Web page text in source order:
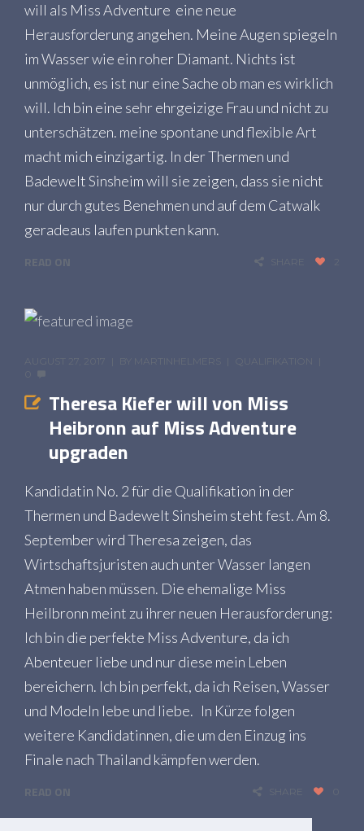
will als Miss Adventure eine neue
Herausforderung angehen. Meine Augen spiegeln
im Wasser wie ein roher Diamant. Nichts ist
unmöglich, es ist nur eine Sache ob man es wirklich
will. Ich bin eine sehr ehrgeizige Frau und nicht zu
unterschätzen. meine spontane und flexible Art
macht mich einzigartig. In der Thermen und
Badewelt Sinsheim will sie zeigen, dass sie nicht
nur durch gutes Benehmen und auf dem Catwalk
geradeaus laufen punkten kann.
READ ON SHARE 2
AUGUST 27, 2017 BY MARTINHELMERS
QUALIFIKATION
Theresa Kiefer will von Miss
Heibronn auf Miss Adventure
upgraden
Kandidatin No. 2 für die Qualifikation in der
Thermen und Badewelt Sinsheim steht fest. Am 8.
September wird Theresa zeigen, das
Wirtschaftsjuristen auch unter Wasser langen
Atmen haben müssen. Die ehemalige Miss
Heilbronn meint zu ihrer neuen Herausforderung:
Ich bin die perfekte Miss Adventure, da ich
Abenteuer liebe und nur diese mein Leben
bereichern. Ich bin perfekt, da ich Reisen, Wasser
und Modeln lebe und liebe. In Kürze folgen
weitere Kandidatinnen, die um den Einzug ins
Finale nach Thailand kämpfen werden.
READ ON SHARE